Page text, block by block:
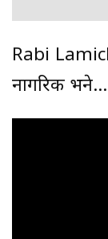
Rabi
नागरिक